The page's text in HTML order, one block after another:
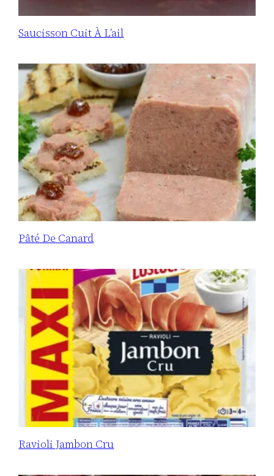
Saucisson Cuit À L’ail
Pâté De Canard
Ravioli Jambon Cru